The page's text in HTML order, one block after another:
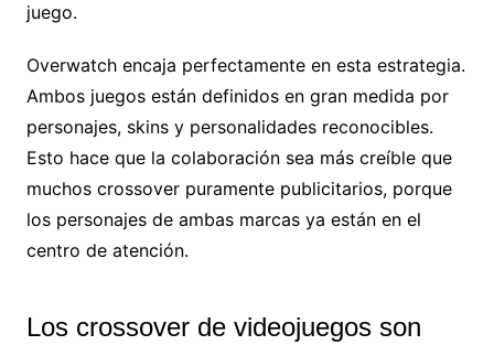
juego.
Overwatch encaja perfectamente en esta estrategia.
Ambos juegos están definidos en gran medida por
personajes, skins y personalidades reconocibles.
Esto hace que la colaboración sea más creíble que
muchos crossover puramente publicitarios, porque
los personajes de ambas marcas ya están en el
centro de atención.
Los crossover de videojuegos son